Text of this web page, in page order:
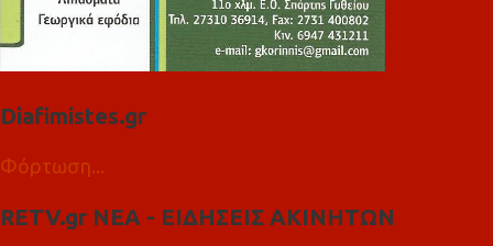
Diafimistes.gr
Φόρτωση...
RETV.gr ΝΕΑ - ΕΙΔΗΣΕΙΣ ΑΚΙΝΗΤΩΝ